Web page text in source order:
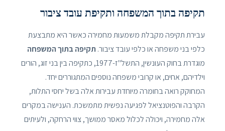
תקיפה בתוך המשפחה ותקיפת עובד ציבור
עבירת תקיפה מקבלת משמעות מחמירה כאשר היא מתבצעת
כלפי בני משפחה או כלפי עובד ציבור.תקיפה בתוך המשפחה
מוגדרת בחוק העונשין, התשל"ז-1977, כתקיפה בין בני זוג, הורים
וילדיהם, אחים, או קרובי משפחה נוספים המתגוררים יחד.
המחוקק רואה בחומרה מיוחדת עבירות אלה בשל יחסי התלות,
הקרבה והפוטנציאל לפגיעה נפשית מתמשכת. הענישה במקרים
אלה מחמירה, ויכולה לכלול מאסר ממושך, צווי הרחקה, ולעיתים